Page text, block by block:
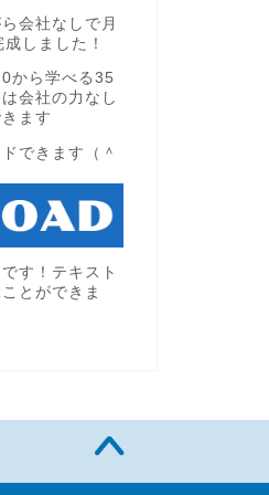
会社なしで月
しました！
から学べる35
会社の力なし
ます
できます（＾
す！テキスト
とができま